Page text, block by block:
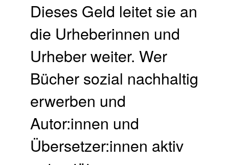
Dieses Geld leitet sie an
die Urheberinnen und
Urheber weiter. Wer
Bücher sozial nachhaltig
erwerben und
Autor:innen und
Übersetzer:innen aktiv